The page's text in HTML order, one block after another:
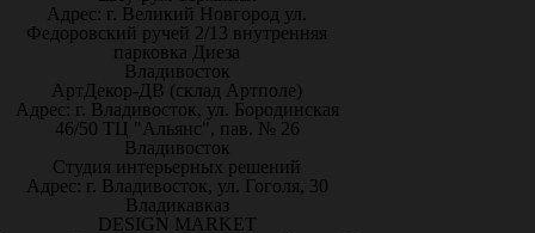
Адрес: г. Великий Новгород ул.
Федоровский ручей 2/13 внутренняя
парковка Диеза
Владивосток
АртДекор-ДВ (склад Артполе)
Адрес: г. Владивосток, ул. Бородинская
46/50 ТЦ "Альянс", пав. № 26
Владивосток
Студия интерьерных решений
Адрес: г. Владивосток, ул. Гоголя, 30
Владикавказ
DESIGN MARKET